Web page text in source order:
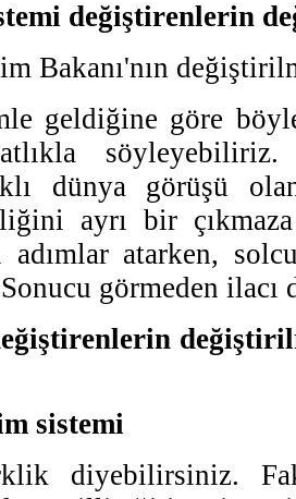
değiştirenlerin
Bakanı'nın
geldiğine göre
söyleyebiliriz.
dünya görüşü
ayrı bir
adımlar atarken,
görmeden
sistemi
diyebilirsiniz.